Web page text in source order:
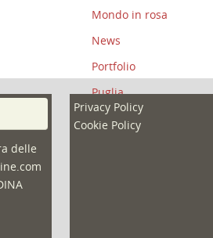
Mondo in rosa
News
Portfolio
Puglia
Redazioni
delle
Privacy Policy
Cookie Policy